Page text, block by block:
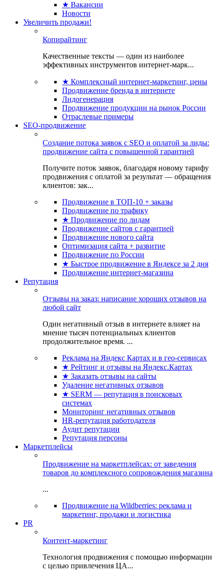
★ Вакансии
Новости
Увеличить продажи!
Копирайтинг
Качественные тексты — один из наиболее
эффективных инструментов интернет-марк...
★ Комплексный интернет-маркетинг, цены
Продвижение бренда в интернете
Лидогенерация
Продвижение продукции на рынок России
Отраслевые примеры
SEO-продвижение
Создание потока заявок с SEO и оплатой за лиды:
продвижение сайта с повышенной гарантией
Получите поток заявок, благодаря новому тарифу
продвижения с оплатой за результат — обращения
клиентов: зак...
Продвижение в ТОП-10 + заказы
Продвижение по трафику
★ Продвижение по лидам
Продвижение сайтов с гарантией
Продвижение нового сайта
Оптимизация сайта + развитие
Продвижение по России
★ Быстрое продвижение в Яндексе за 2 дня
Продвижение интернет-магазина
Репутация
Отзывы на заказ: написание хороших отзывов на
любой сайт
Один негативный отзыв в интернете влияет на
мнение тысяч потенциальных клиентов
продолжительное время. ...
Реклама на Яндекс Картах и в гео-сервисах
★ Рейтинг и отзывы на Яндекс.Картах
★ Заказать отзывы на сайты
Удаление негативных отзывов
★ SERM — репутация в поисковых
системах
Мониторинг негативных отзывов
HR-репутация работодателя
Аудит репутации
Репутация персоны
Маркетплейсы
Продвижение на маркетплейсах: от заведения
товаров до комплексного сопровождения магазина
...
Продвижение на Wildberries: реклама и
маркетинг, продажи и логистика
PR
Контент-маркетинг
Технология продвижения с помощью информации
с целью привлечения ЦА...